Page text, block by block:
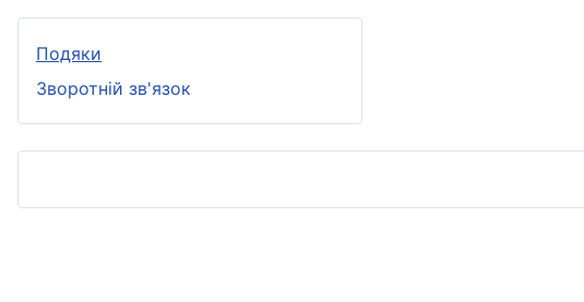
Подяки
Зворотній зв'язок